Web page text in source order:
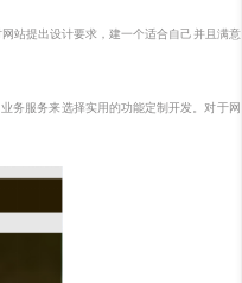
站提出设计要求，建一个适合自己并且满意
务服务来选择实用的功能定制开发。对于网